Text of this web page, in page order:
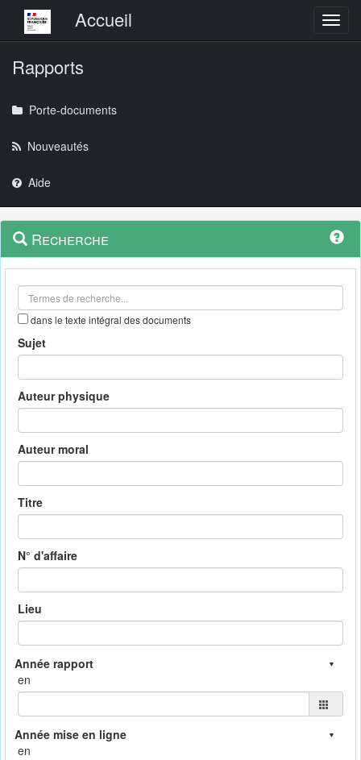
Menu principalAccueil
Rapports
Porte-documents
Nouveautés
Aide
Navigation
outils
Menu
contextuel
Recherche
dans le texte intégral des documents
Sujet
Auteur physique
Auteur moral
Titre
N° d'affaire
Lieu
en
en